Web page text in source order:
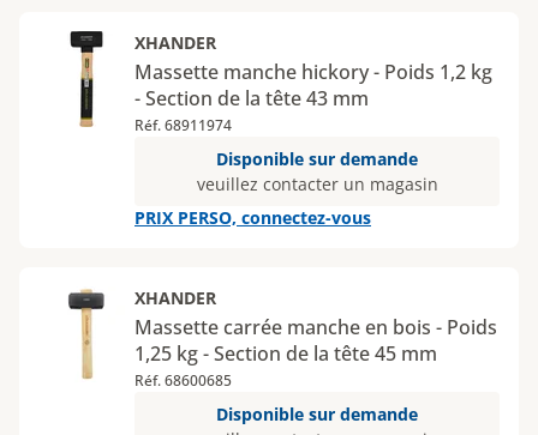
XHANDER
Massette manche hickory - Poids 1,2 kg
- Section de la tête 43 mm
Réf. 68911974
Disponible sur demande
veuillez contacter un magasin
PRIX PERSO, connectez-vous
XHANDER
Massette carrée manche en bois - Poids
1,25 kg - Section de la tête 45 mm
Réf. 68600685
Disponible sur demande